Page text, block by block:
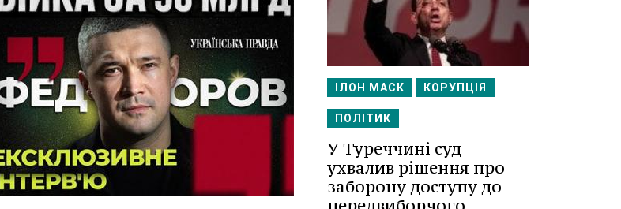
ІЛОН МАСК КОРУПЦІЯ
ПОЛІТИК
У Туреччині суд
ухвалив рішення про
заборону доступу до